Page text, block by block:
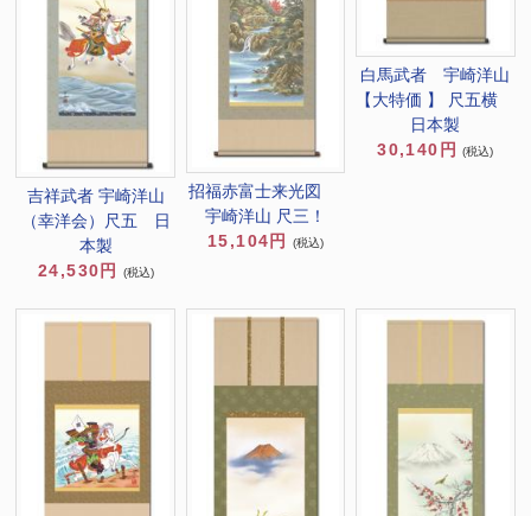
吉祥武者 宇崎洋山
（幸洋会）尺五 日
本製
24,530円
(税込)
招福赤富士来光図
宇崎洋山 尺三！
15,104円
(税込)
白馬武者 宇崎洋山
【大特価 】 尺五横
日本製
30,140円
(税込)